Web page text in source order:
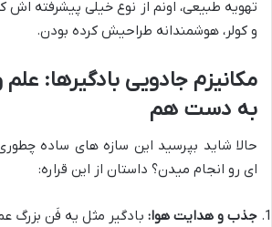
تهویه طبیعی، اونم از نوع خیلی پیشرفته اش
و کولر، هوشمندانه طراحیش کرده بودن.
مکانیزم جادویی بادگیرها:
به دست هم
حالا شاید بپرسید این سازه های ساده
ای رو انجام میدن؟ داستان از این قراره:
جذب و هدایت هوا: بادگیر مثل یه فَن بزرگ